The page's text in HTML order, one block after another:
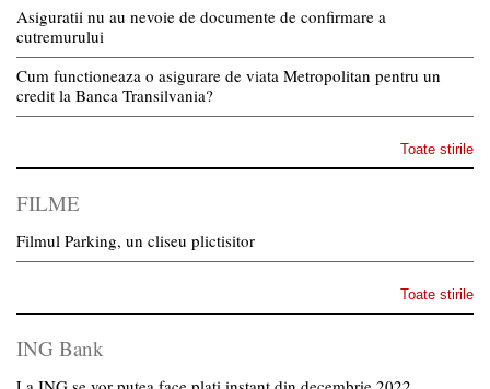
Asiguratii nu au nevoie de documente de confirmare a
cutremurului
Cum functioneaza o asigurare de viata Metropolitan pentru un
credit la Banca Transilvania?
Toate stirile
FILME
Filmul Parking, un cliseu plictisitor
Toate stirile
ING Bank